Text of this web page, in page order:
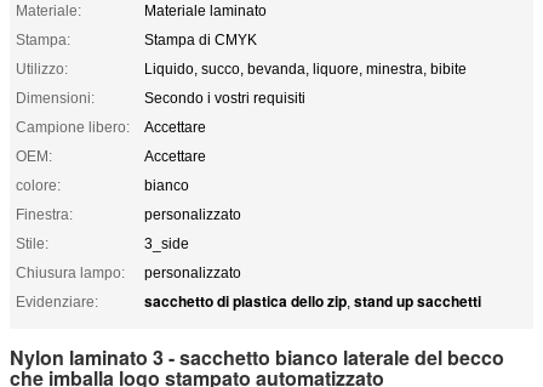
Materiale:
Materiale laminato
Stampa:
Stampa di CMYK
Utilizzo:
Liquido, succo, bevanda, liquore, minestra, bibite
Dimensioni:
Secondo i vostri requisiti
Campione libero:
Accettare
OEM:
Accettare
colore:
bianco
Finestra:
personalizzato
Stile:
3_side
Chiusura lampo:
personalizzato
Evidenziare:
sacchetto di plastica dello zip, stand up sacchetti
Nylon laminato 3 - sacchetto bianco laterale del becco
che imballa logo stampato automatizzato